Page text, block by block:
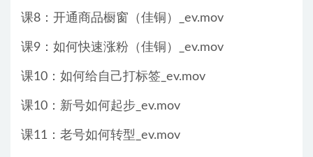
课8：开通商品橱窗（佳铜）_ev.mov
课9：如何快速涨粉（佳铜）_ev.mov
课10：如何给自己打标签_ev.mov
课10：新号如何起步_ev.mov
课11：老号如何转型_ev.mov